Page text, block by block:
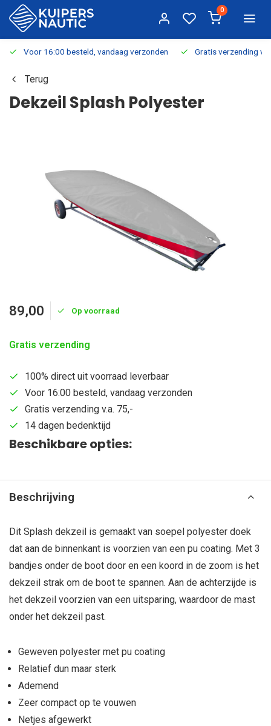
0
Voor 16:00 besteld, vandaag verzonden Gratis verzending
Terug
Dekzeil Splash Polyester
89,00 Op voorraad
Gratis verzending
100% direct uit voorraad leverbaar
Voor 16:00 besteld, vandaag verzonden
Gratis verzending v.a. 75,-
14 dagen bedenktijd
Beschikbare opties:
Beschrijving
Dit Splash dekzeil is gemaakt van soepel polyester doek
dat aan de binnenkant is voorzien van een pu coating. Met 3
bandjes onder de boot door en een koord in de zoom is het
dekzeil strak om de boot te spannen. Aan de achterzijde is
het dekzeil voorzien van een uitsparing, waardoor de mast
onder het dekzeil past.
Geweven polyester met pu coating
Relatief dun maar sterk
Ademend
Zeer compact op te vouwen
Netjes afgewerkt